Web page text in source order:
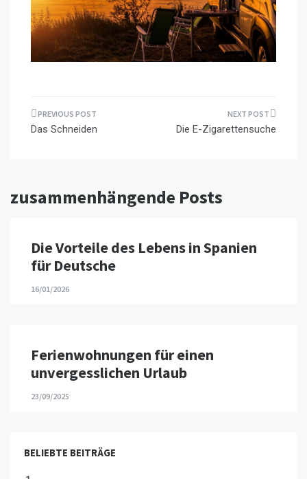
Beitragsnavigation
Das Schneiden Die E-Zigarettensuche
zusammenhängende Posts
Die Vorteile des Lebens in Spanien
für Deutsche
16/01/2026
Ferienwohnungen für einen
unvergesslichen Urlaub
23/09/2025
BELIEBTE BEITRÄGE